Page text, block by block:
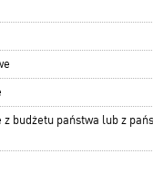
budżetu państwa lub z